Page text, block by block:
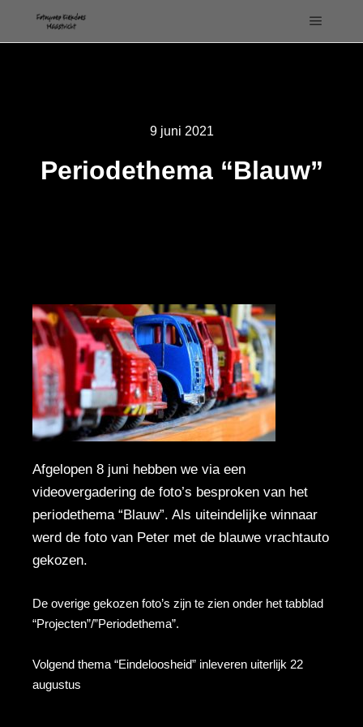
9 juni 2021
Periodethema “Blauw”
Afgelopen 8 juni hebben we via een
videovergadering de foto’s besproken van het
periodethema “Blauw”. Als uiteindelijke winnaar
werd de foto van Peter met de blauwe vrachtauto
gekozen.
De overige gekozen foto’s zijn te zien onder het tabblad
“Projecten”/”Periodethema”.
Volgend thema “Eindeloosheid” inleveren uiterlijk 22
augustus